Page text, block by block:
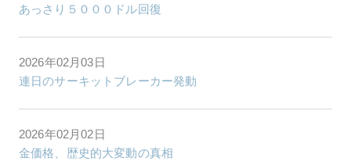
あっさり５０００ドル回復
2026年02月03日
連日のサーキットブレーカー発動
2026年02月02日
金価格、歴史的大変動の真相